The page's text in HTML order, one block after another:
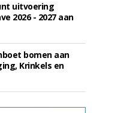
uitvoering
2026 - 2027 aan
bomen aan
Krinkels en